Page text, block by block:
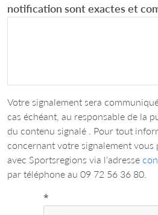
notification sont exactes et
Votre signalement sera
cas échéant, au responsable de la
du contenu signalé . Pour tout
concernant votre signalement
avec Sportsregions via l’adresse
par téléphone au 09 72 56 36 80.
*